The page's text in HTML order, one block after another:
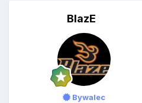
BlazE
Bywalec